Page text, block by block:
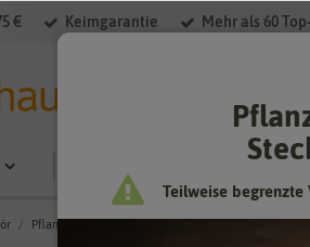
€ Keimgarantie Mehr als 60
Pflanzenschutz & -pflege
Teilweise begrenzte